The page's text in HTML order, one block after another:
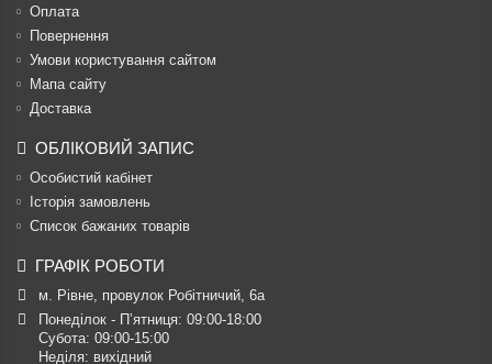
Оплата
Повернення
Умови користування сайтом
Мапа сайту
Доставка
ОБЛІКОВИЙ ЗАПИС
Особистий кабінет
Історія замовлень
Список бажаних товарів
ГРАФІК РОБОТИ
м. Рівне, провулок Робітничий, 6а
Понеділок - П’ятниця: 09:00-18:00
Субота: 09:00-15:00
Неділя: вихідний